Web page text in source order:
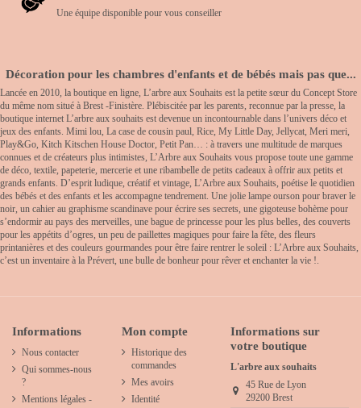
Une équipe disponible pour vous conseiller
Décoration pour les chambres d'enfants et de bébés mais pas que...
Lancée en 2010, la boutique en ligne, L’arbre aux Souhaits est la petite sœur du Concept Store
du même nom situé à Brest -Finistère. Plébiscitée par les parents, reconnue par la presse, la
boutique internet L’arbre aux souhaits est devenue un incontournable dans l’univers déco et
jeux des enfants. Mimi lou, La case de cousin paul, Rice, My Little Day, Jellycat, Meri meri,
Play&Go, Kitch Kitschen House Doctor, Petit Pan… : à travers une multitude de marques
connues et de créateurs plus intimistes, L’Arbre aux Souhaits vous propose toute une gamme
de déco, textile, papeterie, mercerie et une ribambelle de petits cadeaux à offrir aux petits et
grands enfants. D’esprit ludique, créatif et vintage, L’Arbre aux Souhaits, poétise le quotidien
des bébés et des enfants et les accompagne tendrement. Une jolie lampe ourson pour braver le
noir, un cahier au graphisme scandinave pour écrire ses secrets, une gigoteuse bohème pour
s’endormir au pays des merveilles, une bague de princesse pour les plus belles, des couverts
pour les appétits d’ogres, un peu de paillettes magiques pour faire la fête, des fleurs
printanières et des couleurs gourmandes pour être faire rentrer le soleil : L’Arbre aux Souhaits,
c’est un inventaire à la Prévert, une bulle de bonheur pour rêver et enchanter la vie !.
Informations
Nous contacter
Qui sommes-nous
?
Mentions légales -
Mon compte
Historique des
commandes
Mes avoirs
Identité
Informations sur
votre boutique
L'arbre aux souhaits
45 Rue de Lyon
29200 Brest